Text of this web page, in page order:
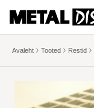
Avaleht Tooted Restid